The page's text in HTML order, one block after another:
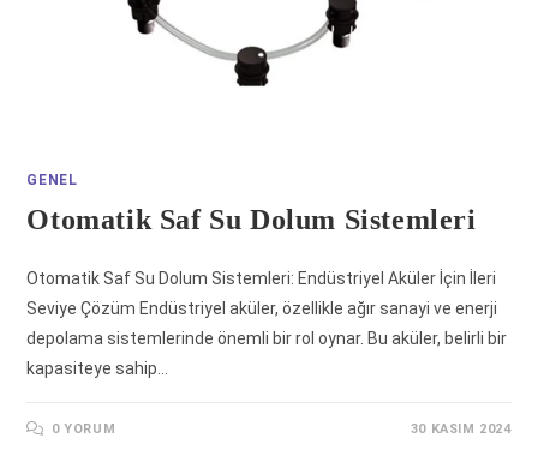
GENEL
Otomatik Saf Su Dolum Sistemleri
Otomatik Saf Su Dolum Sistemleri: Endüstriyel Aküler İçin İleri
Seviye Çözüm Endüstriyel aküler, özellikle ağır sanayi ve enerji
depolama sistemlerinde önemli bir rol oynar. Bu aküler, belirli bir
kapasiteye sahip…
0 YORUM 30 KASIM 2024